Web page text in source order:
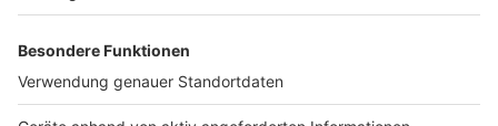
Schule, KI beim Shopping oder KI im Auto- die
Technologie wird unseren Alltag umfassend verändern.
zu richten: "Künstliche Intelligenz ist da, um zu helfen.
Die menschliche Begegnung muss im Zentrum